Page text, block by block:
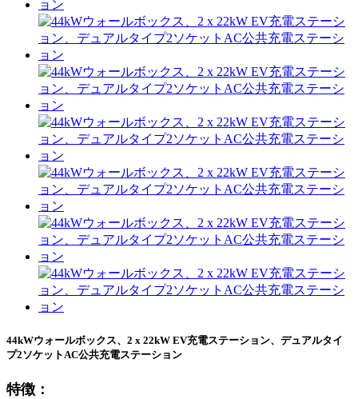
44kWウォールボックス、2 x 22kW EV充電ステーション、デュアルタイ
プ2ソケットAC公共充電ステーション
特徴：